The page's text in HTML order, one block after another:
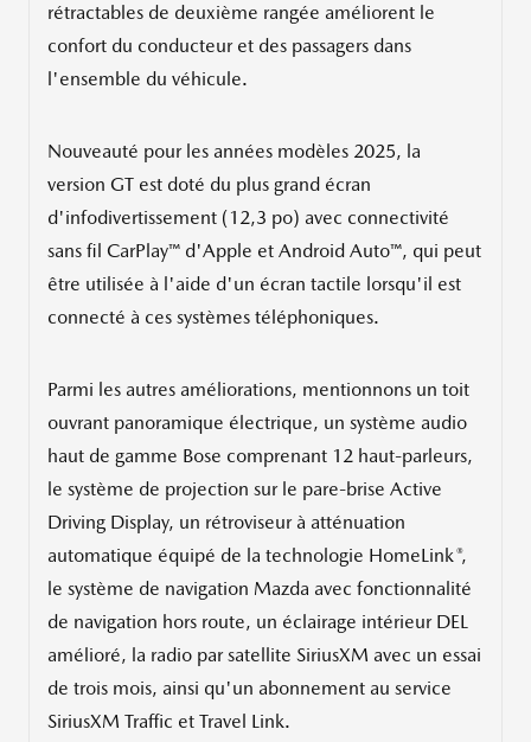
rétractables de deuxième rangée améliorent le
confort du conducteur et des passagers dans
l'ensemble du véhicule.
Nouveauté pour les années modèles 2025, la
version GT est doté du plus grand écran
d'infodivertissement (12,3 po) avec connectivité
sans fil CarPlay™ d'Apple et Android Auto™, qui peut
être utilisée à l'aide d'un écran tactile lorsqu'il est
connecté à ces systèmes téléphoniques.
Parmi les autres améliorations, mentionnons un toit
ouvrant panoramique électrique, un système audio
haut de gamme Bose comprenant 12 haut-parleurs,
le système de projection sur le pare-brise Active
Driving Display, un rétroviseur à atténuation
automatique équipé de la technologie HomeLink®,
le système de navigation Mazda avec fonctionnalité
de navigation hors route, un éclairage intérieur DEL
amélioré, la radio par satellite SiriusXM avec un essai
de trois mois, ainsi qu'un abonnement au service
SiriusXM Traffic et Travel Link.